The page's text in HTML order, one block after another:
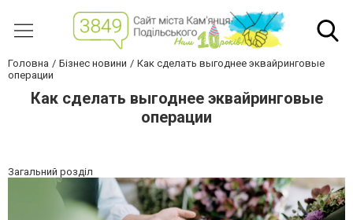
Головна Бізнес новини
Как сделать выгоднее эквайринговые
операции
Как сделать выгоднее эквайринговые
операции
Загальний розділ